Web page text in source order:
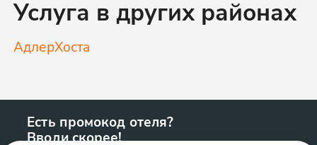
Услуга в других районах
АдлерХоста
Есть промокод отеля?
Вводи скорее!